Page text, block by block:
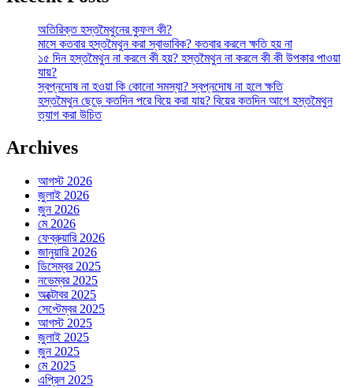
অতিরিক্ত হস্তমৈথুনের কুফল কী?
মাসে কতবার হস্তমৈথুন করা স্বাভাবিক? কতবার করলে ক্ষতি হয় না
১৫ দিন হস্তমৈথুন না করলে কী হয়? হস্তমৈথুন না করলে কী কী উপকার পাওয়া
যায়?
স্বপ্নদোষ না হওয়া কি কোনো সমস্যা? স্বপ্নদোষ না হলে ক্ষতি
হস্তমৈথুন ছেড়ে কতদিন পরে বিয়ে করা যায়? বিয়ের কতদিন আগে হস্তমৈথুন
ত্যাগ করা উচিত
Archives
আগস্ট 2026
জুলাই 2026
জুন 2026
মে 2026
ফেব্রুয়ারি 2026
জানুয়ারি 2026
ডিসেম্বর 2025
নভেম্বর 2025
অক্টোবর 2025
সেপ্টেম্বর 2025
আগস্ট 2025
জুলাই 2025
জুন 2025
মে 2025
এপ্রিল 2025